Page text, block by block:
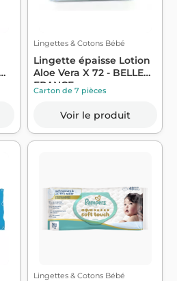
Lingettes & Cotons Bébé
Lingette épaisse Lotion
Aloe Vera X 72 - BELLE
FRANCE
Carton de 7 pièces
Voir le produit
Lingettes & Cotons Bébé